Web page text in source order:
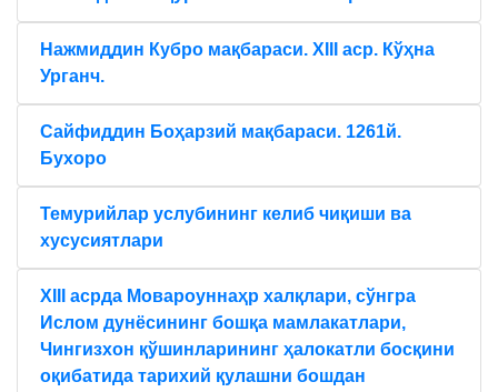
Нажмиддин Кубро мақбараси. XIII аср. Кўҳна
Урганч.
Сайфиддин Боҳарзий мақбараси. 1261й.
Бухоро
Темурийлар услубининг келиб чиқиши ва
хусусиятлари
XIII асрда Мовароуннаҳр халқлари, сўнгра
Ислом дунёсининг бошқа мамлакатлари,
Чингизхон қўшинларининг ҳалокатли босқини
оқибатида тарихий қулашни бошдан